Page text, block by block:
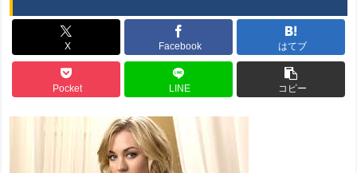
X Facebook はてブ
Pocket LINE コピー